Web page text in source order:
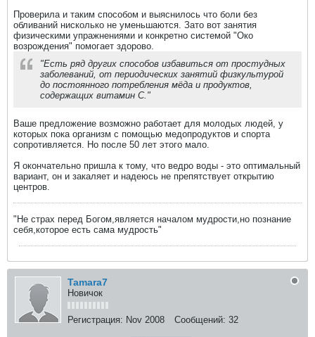
Проверила и таким способом и выяснилось что боли без
обливаний нисколько не уменьшаются. Зато вот занятия
физическими упражнениями и конкретно системой "Око
возрождения" помогает здорово.
"Есть ряд других способов избавиться от простудных
заболеваний, от периодических занятий физкультурой
до постоянного потребления мёда и продуктов,
содержащих витамин С."
Ваше предложение возможно работает для молодых людей, у
которых пока организм с помощью медопродуктов и спорта
сопротивляется. Но после 50 лет этого мало.
Я окончательно пришла к тому, что ведро воды - это оптимальный
вариант, он и закаляет и надеюсь не препятствует открытию
центров.
"Не страх перед Богом,является началом мудрости,но познание
себя,которое есть сама мудрость"
Tamara7
Новичок
Регистрация: Nov 2008 Сообщений: 32